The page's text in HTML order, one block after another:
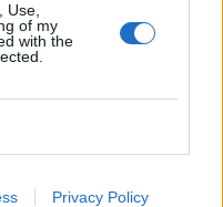
Use,
of my
with the
Privacy Policy